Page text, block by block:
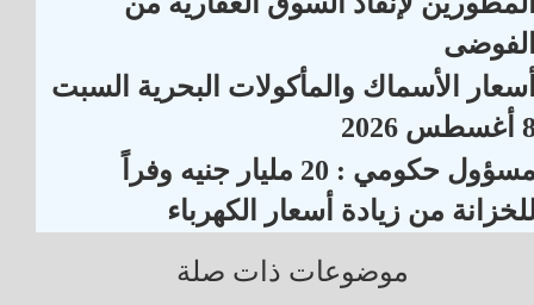
الأسماك والمأكولات البحرية السبت
2026
مسؤول حكومي : 20 مليار جنيه وفراً
من زيادة أسعار الكهرباء
موضوعات ذات صلة